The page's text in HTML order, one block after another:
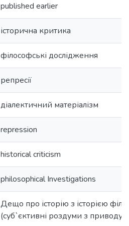
published earlier
історична критика
філософські дослідження
репресії
діалектичний матеріалізм
repression
historical criticism
philosophical Investigations
Дещо про історію з історією
(суб`єктивні роздуми з приводу